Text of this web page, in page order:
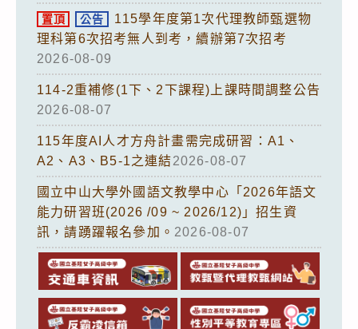
置頂 公告
115學年度第1次代理教師甄選物
理科第6次招考無人到考，續辦第7次招考
2026-08-09
114-2重補修(1下、2下課程)上課時間調整公告
2026-08-07
115年度AI人才方舟計畫需完成研習：A1、
A2、A3、B5-1之連結2026-08-07
國立中山大學外國語文教學中心「2026年語文
能力研習班(2026 /09 ~ 2026/12)」招生資
訊，請踴躍報名參加。 2026-08-07